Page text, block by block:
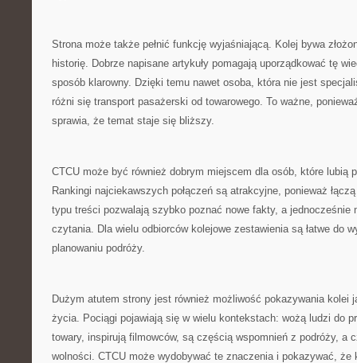
Strona może także pełnić funkcję wyjaśniającą. Kolej bywa
historię. Dobrze napisane artykuły pomagają uporządkować tę
sposób klarowny. Dzięki temu nawet osoba, która nie jest
różni się transport pasażerski od towarowego. To ważne,
sprawia, że temat staje się bliższy.
CTCU może być również dobrym miejscem dla osób, które lubią
Rankingi najciekawszych połączeń są atrakcyjne, ponieważ
typu treści pozwalają szybko poznać nowe fakty, a jednocześnie
czytania. Dla wielu odbiorców kolejowe zestawienia są łatwe do
planowaniu podróży.
Dużym atutem strony jest również możliwość pokazywania kolei
życia. Pociągi pojawiają się w wielu kontekstach: wożą ludzi do
towary, inspirują filmowców, są częścią wspomnień z podróży, a
wolności. CTCU może wydobywać te znaczenia i pokazywać,